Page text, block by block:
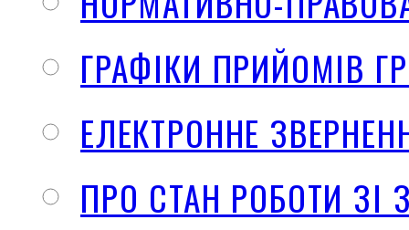
ГРАФІКИ ПРИЙОМІВ
ЕЛЕКТРОННЕ
ПРО СТАН РОБОТИ